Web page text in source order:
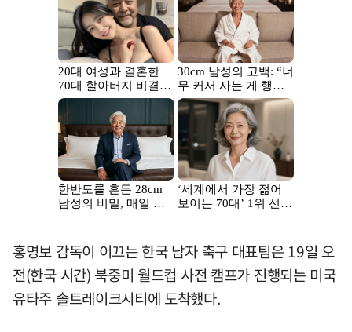
홍명보 감독이 이끄는 한국 남자 축구 대표팀은 19일 오
전(한국 시간) 북중미 월드컵 사전 캠프가 진행되는 미국
유타주 솔트레이크시티에 도착했다.